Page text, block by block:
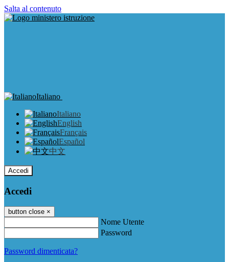
Salta al contenuto
Italiano
Italiano
English
Français
Español
中文
Accedi
Accedi
button close ×
Nome Utente
Password
Password dimenticata?